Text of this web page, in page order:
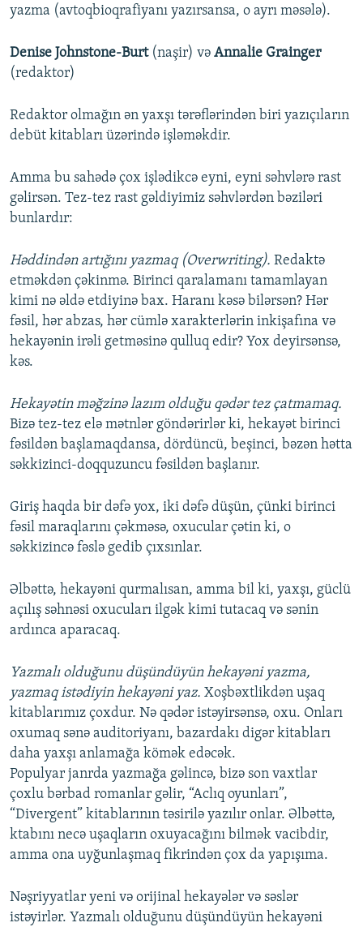
yazma (avtoqbioqrafiyanı yazırsansa, o ayrı məsələ).
Denise Johnstone-Burt(naşir) və Annalie Grainger
(redaktor)
Redaktor olmağın ən yaxşı tərəflərindən biri yazıçıların
debüt kitabları üzərində işləməkdir.
Amma bu sahədə çox işlədikcə eyni, eyni səhvlərə rast
gəlirsən. Tez-tez rast gəldiyimiz səhvlərdən bəziləri
bunlardır:
Həddindən artığını yazmaq (Overwriting). Redaktə
etməkdən çəkinmə. Birinci qaralamanı tamamlayan
kimi nə əldə etdiyinə bax. Haranı kəsə bilərsən? Hər
fəsil, hər abzas, hər cümlə xarakterlərin inkişafına və
hekayənin irəli getməsinə qulluq edir? Yox deyirsənsə,
kəs.
Hekayətin məğzinə lazım olduğu qədər tez çatmamaq.
Bizə tez-tez elə mətnlər göndərirlər ki, hekayət birinci
fəsildən başlamaqdansa, dördüncü, beşinci, bəzən hətta
səkkizinci-doqquzuncu fəsildən başlanır.
Giriş haqda bir dəfə yox, iki dəfə düşün, çünki birinci
fəsil maraqlarını çəkməsə, oxucular çətin ki, o
səkkizincə fəslə gedib çıxsınlar.
Əlbəttə, hekayəni qurmalısan, amma bil ki, yaxşı, güclü
açılış səhnəsi oxucuları ilgək kimi tutacaq və sənin
ardınca aparacaq.
Yazmalı olduğunu düşündüyün hekayəni yazma,
yazmaq istədiyin hekayəni yaz. Xoşbəxtlikdən uşaq
kitablarımız çoxdur. Nə qədər istəyirsənsə, oxu. Onları
oxumaq sənə auditoriyanı, bazardakı digər kitabları
daha yaxşı anlamağa kömək edəcək.
Populyar janrda yazmağa gəlincə, bizə son vaxtlar
çoxlu bərbad romanlar gəlir, “Aclıq oyunları”,
“Divergent” kitablarının təsirilə yazılır onlar. Əlbəttə,
ktabını necə uşaqların oxuyacağını bilmək vacibdir,
amma ona uyğunlaşmaq fikrindən çox da yapışıma.
Nəşriyyatlar yeni və orijinal hekayələr və səslər
istəyirlər. Yazmalı olduğunu düşündüyün hekayəni